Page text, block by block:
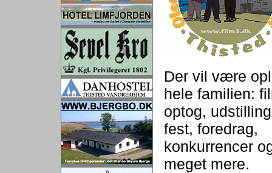
Der vil være
hele familien:
optog,
fest, foredrag,
konkurrencer
meget mere.